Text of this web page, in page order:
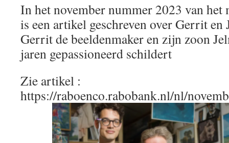
In het november nummer 2023 van het
is een artikel geschreven over Gerrit en
Gerrit de beeldenmaker en zijn zoon
jaren gepassioneerd schildert
Zie artikel :
https://raboenco.rabobank.nl/nl/